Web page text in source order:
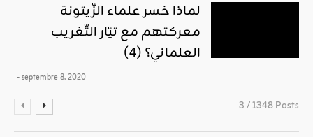
لماذا خسر علماء الزّيتونة
معركتهم مع تيّار التّغريب
العلماني؟ (4)
- septembre 8, 2020
3 / 1348 Posts